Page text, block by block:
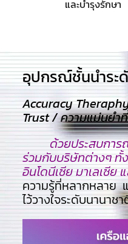
และบำรุงรักษา
อุปกรณ์ชั้นนำระ
Accuracy
Trust / ความแม่นยำ
ด้วยประสบกา
ร่วมกับบริษัทต่างๆ ทั้ง
อินโดนีเซีย มาเลเซีย
ความรู้ที่หลากหลาย
ไว้วางใจระดับนานาช